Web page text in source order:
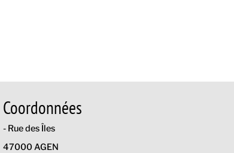
Coordonnées
- Rue des Îles
47000 AGEN